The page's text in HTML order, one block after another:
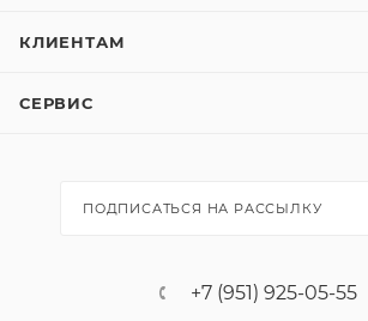
КЛИЕНТАМ
СЕРВИС
ПОДПИСАТЬСЯ НА РАССЫЛКУ
+7 (951) 925-05-55